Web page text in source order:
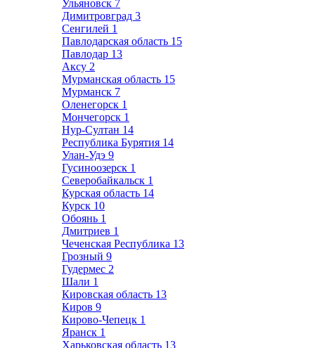
Ульяновск 7
Димитровград 3
Сенгилей 1
Павлодарская область 15
Павлодар 13
Аксу 2
Мурманская область 15
Мурманск 7
Оленегорск 1
Мончегорск 1
Нур-Султан 14
Республика Бурятия 14
Улан-Удэ 9
Гусиноозерск 1
Северобайкальск 1
Курская область 14
Курск 10
Обоянь 1
Дмитриев 1
Чеченская Республика 13
Грозный 9
Гудермес 2
Шали 1
Кировская область 13
Киров 9
Кирово-Чепецк 1
Яранск 1
Харьковская область 13